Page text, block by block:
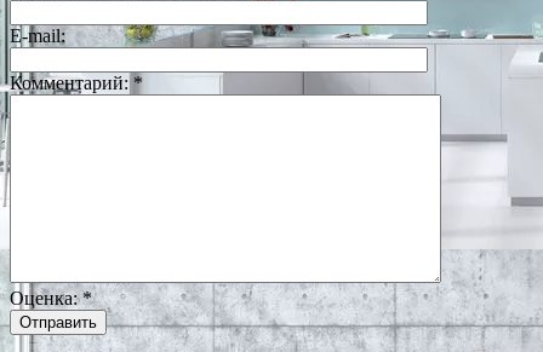
E-mail:
Комментарий: *
Оценка:*